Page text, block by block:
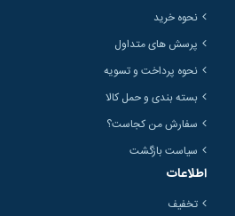
نحوه خرید
پرسش های متداول
نحوه پرداخت و تسویه
بسته بندی و حمل کالا
سفارش من کجاست؟
سیاست بازگشت
اطلاعات
تخفیف